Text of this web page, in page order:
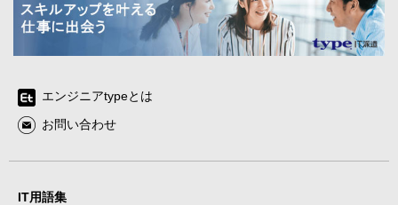
エンジニアtypeとは
お問い合わせ
IT用語集